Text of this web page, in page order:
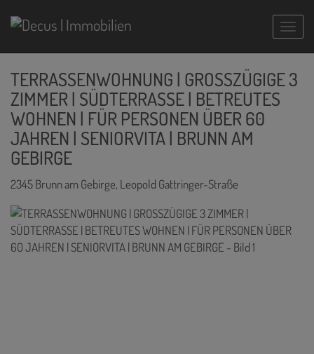
TERRASSENWOHNUNG | GROSSZÜGIGE 3
ZIMMER | SÜDTERRASSE | BETREUTES
WOHNEN | FÜR PERSONEN ÜBER 60
JAHREN | SENIORVITA | BRUNN AM
GEBIRGE
2345 Brunn am Gebirge, Leopold Gattringer-Straße